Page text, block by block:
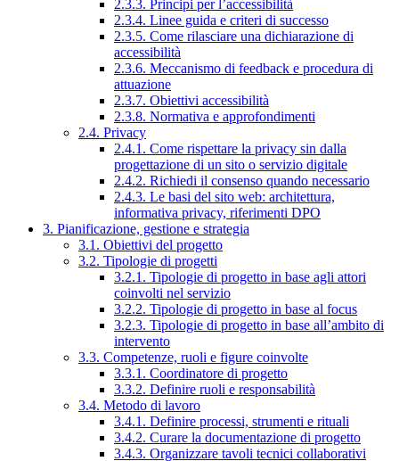
2.3.3. Principi per l’accessibilità
2.3.4. Linee guida e criteri di successo
2.3.5. Come rilasciare una dichiarazione di
accessibilità
2.3.6. Meccanismo di feedback e procedura di
attuazione
2.3.7. Obiettivi accessibilità
2.3.8. Normativa e approfondimenti
2.4. Privacy
2.4.1. Come rispettare la privacy sin dalla
progettazione di un sito o servizio digitale
2.4.2. Richiedi il consenso quando necessario
2.4.3. Le basi del sito web: architettura,
informativa privacy, riferimenti DPO
3. Pianificazione, gestione e strategia
3.1. Obiettivi del progetto
3.2. Tipologie di progetti
3.2.1. Tipologie di progetto in base agli attori
coinvolti nel servizio
3.2.2. Tipologie di progetto in base al focus
3.2.3. Tipologie di progetto in base all’ambito di
intervento
3.3. Competenze, ruoli e figure coinvolte
3.3.1. Coordinatore di progetto
3.3.2. Definire ruoli e responsabilità
3.4. Metodo di lavoro
3.4.1. Definire processi, strumenti e rituali
3.4.2. Curare la documentazione di progetto
3.4.3. Organizzare tavoli tecnici collaborativi